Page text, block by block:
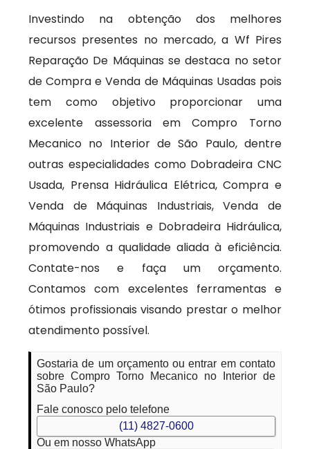
Investindo na obtenção dos melhores
recursos presentes no mercado, a Wf Pires
Reparação De Máquinas se destaca no setor
de Compra e Venda de Máquinas Usadas pois
tem como objetivo proporcionar uma
excelente assessoria em Compro Torno
Mecanico no Interior de São Paulo, dentre
outras especialidades como Dobradeira CNC
Usada, Prensa Hidráulica Elétrica, Compra e
Venda de Máquinas Industriais, Venda de
Máquinas Industriais e Dobradeira Hidráulica,
promovendo a qualidade aliada à eficiência.
Contate-nos e faça um orçamento.
Contamos com excelentes ferramentas e
ótimos profissionais visando prestar o melhor
atendimento possível.
Gostaria de um orçamento ou entrar em contato
sobre Compro Torno Mecanico no Interior de
São Paulo?
Fale conosco pelo telefone
(11) 4827-0600
Ou em nosso WhatsApp